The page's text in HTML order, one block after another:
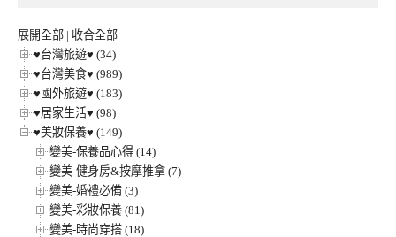
展開全部 | 收合全部
♥台灣旅遊♥ (34)
♥台灣美食♥ (989)
♥國外旅遊♥ (183)
♥居家生活♥ (98)
♥美妝保養♥ (149)
變美-保養品心得 (14)
變美-健身房&按摩推拿 (7)
變美-婚禮必備 (3)
變美-彩妝保養 (81)
變美-時尚穿搭 (18)